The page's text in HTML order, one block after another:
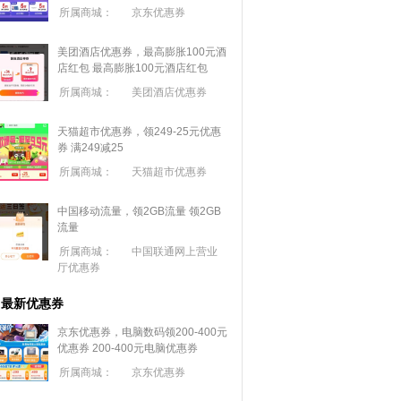
所属商城： 京东优惠券
美团酒店优惠券，最高膨胀100元酒
店红包 最高膨胀100元酒店红包
所属商城：
美团酒店优惠券
天猫超市优惠券，领249-25元优惠
券 满249减25
所属商城：
天猫超市优惠券
中国移动流量，领2GB流量 领2GB
流量
所属商城：
中国联通网上营业
厅优惠券
最新优惠券
京东优惠券，电脑数码领200-400元
优惠券 200-400元电脑优惠券
所属商城：
京东优惠券